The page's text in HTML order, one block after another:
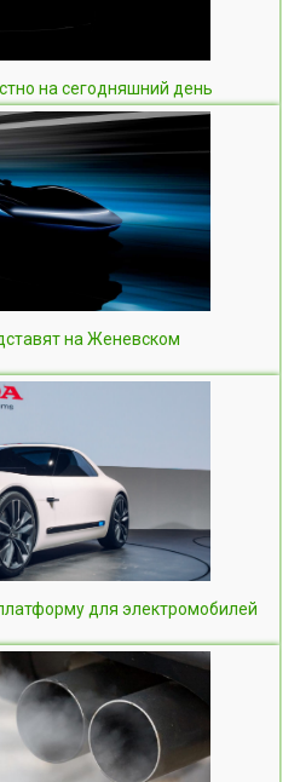
на сегодняшний день
на Женевском
для электромобилей